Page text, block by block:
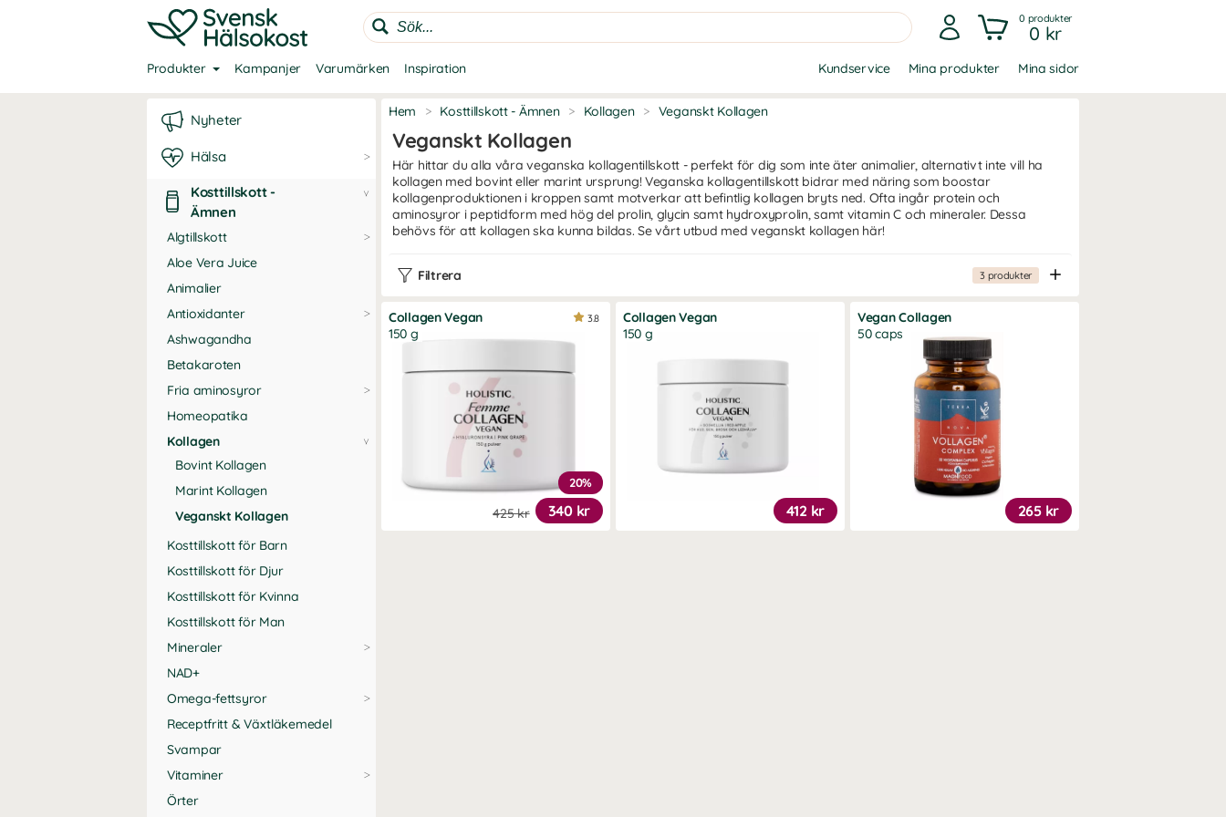
0 produkter
0 kr
Produkter Kampanjer Varumärken Inspiration Kundservice Mina produkter Mina sidor
Nyheter
Hälsa
Kosttillskott -
Ämnen
Algtillskott
Aloe Vera Juice
Animalier
Antioxidanter
Ashwagandha
Betakaroten
Fria aminosyror
Homeopatika
Kollagen
Bovint Kollagen
Marint Kollagen
Veganskt Kollagen
Kosttillskott för Barn
Kosttillskott för Djur
Kosttillskott för Kvinna
Kosttillskott för Man
Mineraler
NAD+
Omega-fettsyror
Receptfritt & Växtläkemedel
Svampar
Vitaminer
Örter
Hem > Kosttillskott - Ämnen > Kollagen > Veganskt Kollagen
Veganskt Kollagen
Här hittar du alla våra veganska kollagentillskott - perfekt för dig som inte äter animalier, alternativt inte vill ha
kollagen med bovint eller marint ursprung! Veganska kollagentillskott bidrar med näring som boostar
kollagenproduktionen i kroppen samt motverkar att befintlig kollagen bryts ned. Ofta ingår protein och
aminosyror i peptidform med hög del prolin, glycin samt hydroxyprolin, samt vitamin C och mineraler. Dessa
behövs för att kollagen ska kunna bildas. Se vårt utbud med veganskt kollagen här!
Filtrera 3produkter
Collagen Vegan
150 g
20%
340 kr
425 kr
3.8
Collagen Vegan
150 g
412 kr
Vegan Collagen
50 caps
265 kr